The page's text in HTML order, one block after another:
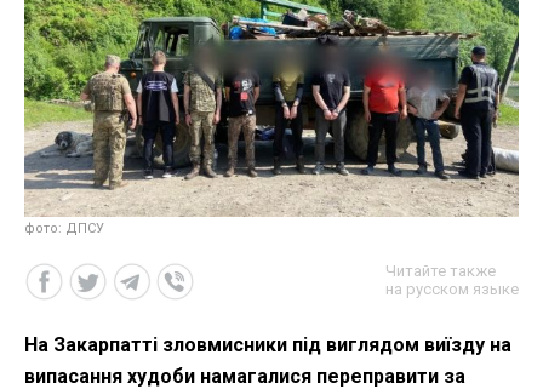
фото: ДПСУ
Читайте также
на русском языке
На Закарпатті зловмисники під виглядом виїзду на
випасання худоби намагалися переправити за